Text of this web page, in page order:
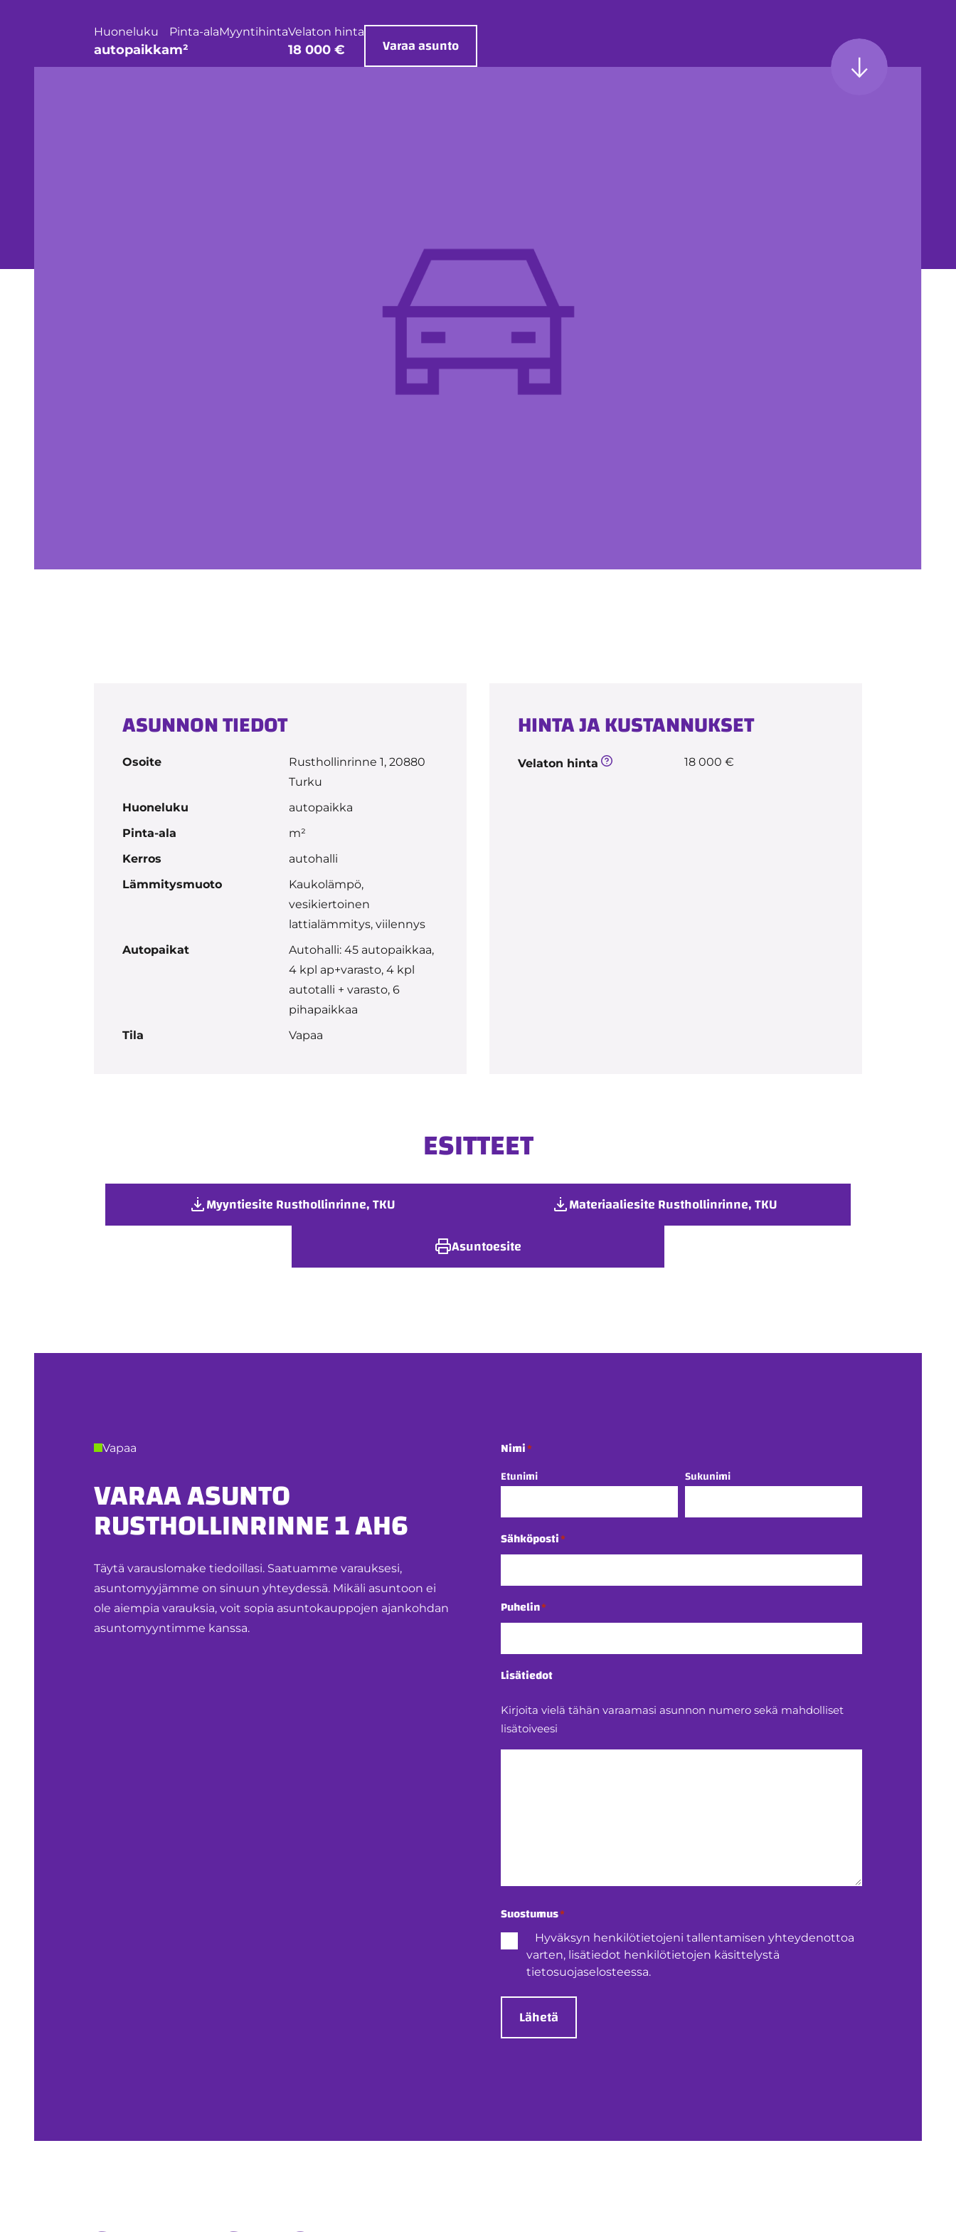
Huoneluku
autopaikka
Pinta-ala
m²
MyyntihintaVelaton hinta
18 000 € Varaa asunto
ASUNNON TIEDOT
Osoite
Rusthollinrinne 1, 20880
Turku
Huoneluku
autopaikka
Pinta-ala
m²
Kerros
autohalli
Lämmitysmuoto
Kaukolämpö,
vesikiertoinen
lattialämmitys, viilennys
Autopaikat
Autohalli: 45 autopaikkaa,
4 kpl ap+varasto, 4 kpl
autotalli + varasto, 6
pihapaikkaa
Tila
Vapaa
HINTA JA KUSTANNUKSET
Velaton hinta 18 000 €
ESITTEET
Myyntiesite Rusthollinrinne, TKU
Materiaaliesite Rusthollinrinne, TKU
Asuntoesite
Vapaa
VARAA ASUNTO
RUSTHOLLINRINNE 1 AH6
Täytä varauslomake tiedoillasi. Saatuamme varauksesi,
asuntomyyjämme on sinuun yhteydessä. Mikäli asuntoon ei
ole aiempia varauksia, voit sopia asuntokauppojen ajankohdan
asuntomyyntimme kanssa.
Nimi*
Etunimi Sukunimi
Sähköposti*
Puhelin*
Lisätiedot
Kirjoita vielä tähän varaamasi asunnon numero sekä mahdolliset
lisätoiveesi
Suostumus*
Hyväksyn henkilötietojeni tallentamisen yhteydenottoa
varten, lisätiedot henkilötietojen käsittelystä
tietosuojaselosteessa.
Lähetä